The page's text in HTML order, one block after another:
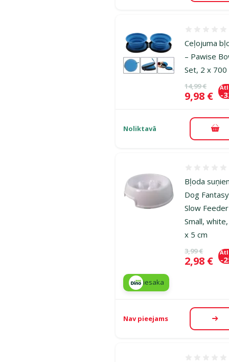
Ceļojuma
– Pawise
Set, 2 x 700
Oriģinālā
14,99 €
Cena
9,98 € -
Noliktavā
Bļoda
Dog
Slow Feeder
Small,
x 5 cm
Oriģinālā
3,99 €
Cena
2,98 € -
iesaka
Nav pieejams